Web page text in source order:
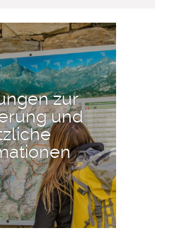
zur
und
ERFAHREN